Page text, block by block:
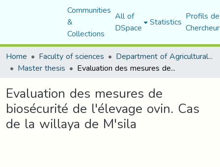
Communities
&
Collections
All of
DSpace Statistics Profils
Home
Faculty of sciences Department of Agricultural Sciences
Master thesis Evaluation des mesures de biosécurité de l'élevage ovin. Cas de la willaya de M'sila
Evaluation des mesures de
biosécurité de l'élevage ovin. Cas
de la willaya de M'sila